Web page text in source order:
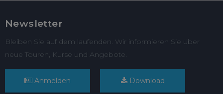
Newsletter
Bleiben Sie auf dem laufenden. Wir informieren Sie über
neue Touren, Kurse und Angebote.
Anmelden Download